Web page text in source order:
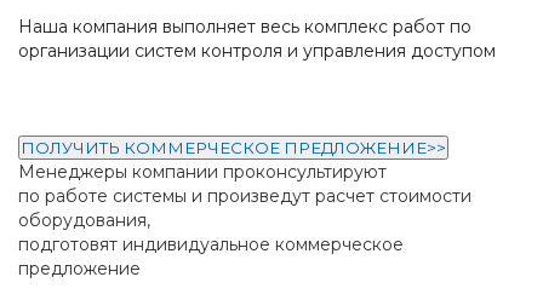
Наша компания выполняет весь комплекс работ по
организации систем контроля и управления доступом
ПОЛУЧИТЬ КОММЕРЧЕСКОЕ ПРЕДЛОЖЕНИЕ>>
Менеджеры компании проконсультируют
по работе системы и произведут расчет стоимости
оборудования,
подготовят индивидуальное коммерческое
предложение